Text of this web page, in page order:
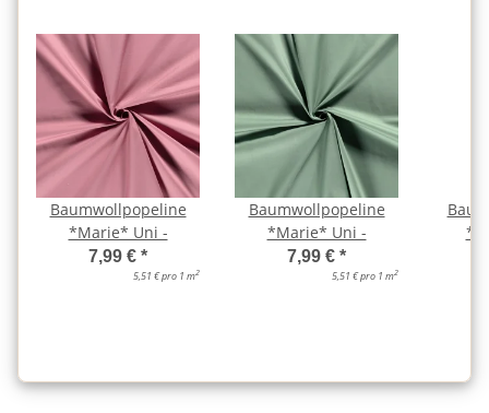
Baumwollpopeline
*Marie* Uni -
7,99 € *
5,51 € pro 1 m2
Baumwollpopeline
*Marie* Uni -
7,99 € *
5,51 € pro 1 m2